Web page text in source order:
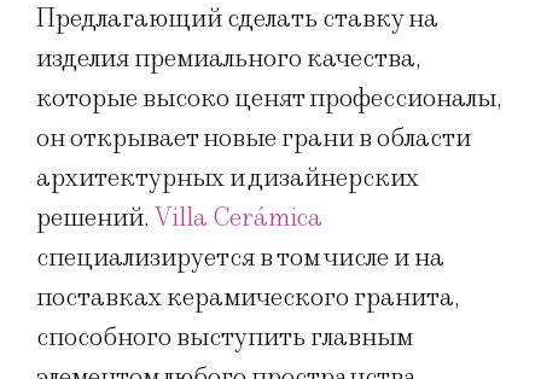
Предлагающий сделать ставку на
изделия премиального качества,
которые высоко ценят профессионалы,
он открывает новые грани в области
архитектурных и дизайнерских
решений.Villa Cerámica
специализируется в том числе и на
поставках керамического гранита,
способного выступить главным